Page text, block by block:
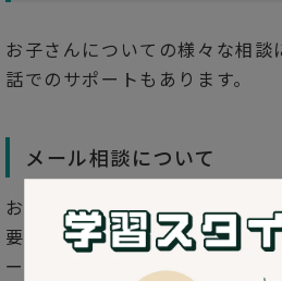
お子さんについての様々な相談
話でのサポートもあります。
メール相談について
お子さんの様子や支援につい
要望など、一問一答でお返事
ール相談にて受け付けています。